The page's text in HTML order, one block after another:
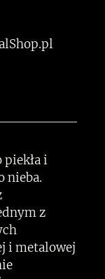
i
nieba.
z
i metalowej